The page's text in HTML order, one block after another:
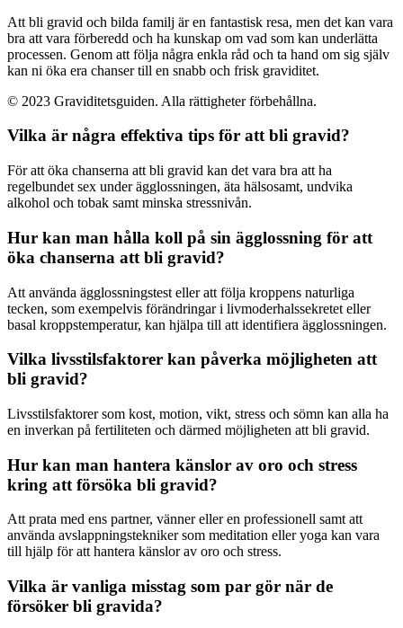
Att bli gravid och bilda familj är en fantastisk resa, men det kan vara
bra att vara förberedd och ha kunskap om vad som kan underlätta
processen. Genom att följa några enkla råd och ta hand om sig själv
kan ni öka era chanser till en snabb och frisk graviditet.
© 2023 Graviditetsguiden. Alla rättigheter förbehållna.
Vilka är några effektiva tips för att bli gravid?
För att öka chanserna att bli gravid kan det vara bra att ha
regelbundet sex under ägglossningen, äta hälsosamt, undvika
alkohol och tobak samt minska stressnivån.
Hur kan man hålla koll på sin ägglossning för att
öka chanserna att bli gravid?
Att använda ägglossningstest eller att följa kroppens naturliga
tecken, som exempelvis förändringar i livmoderhalssekretet eller
basal kroppstemperatur, kan hjälpa till att identifiera ägglossningen.
Vilka livsstilsfaktorer kan påverka möjligheten att
bli gravid?
Livsstilsfaktorer som kost, motion, vikt, stress och sömn kan alla ha
en inverkan på fertiliteten och därmed möjligheten att bli gravid.
Hur kan man hantera känslor av oro och stress
kring att försöka bli gravid?
Att prata med ens partner, vänner eller en professionell samt att
använda avslappningstekniker som meditation eller yoga kan vara
till hjälp för att hantera känslor av oro och stress.
Vilka är vanliga misstag som par gör när de
försöker bli gravida?